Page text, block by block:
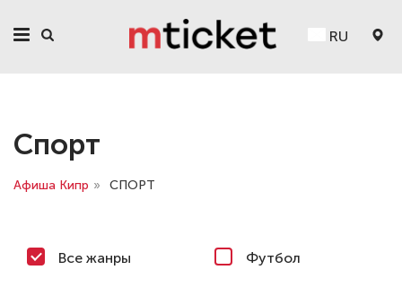
RU
Спорт
Афиша Кипр » СПОРТ
Все жанры Футбол